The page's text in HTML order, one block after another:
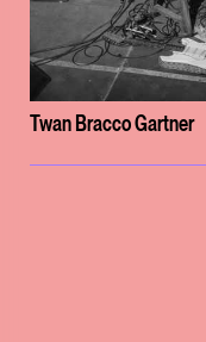
Twan Bracco Gartner